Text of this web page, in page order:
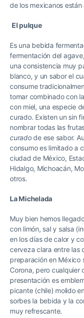
de los mexicanos
El pulque
Es una bebida
fermentación del
una consistencia muy
blanco, y un sabor el
consume
tomar combinado con
con miel, una especie
curado. Existen un sin
nombrar todas las
curadode ese sabor.
consumo es limitado a
ciudad de México,
Hidalgo, Michoacán,
otros.
La Michelada
Muy bien hemos
con limón, sal y salsa
en los días de calor y
cerveza clara entre las
preparación en México
Corona, pero cualquier
presentación es
picante (chile) molido
sorbes la bebida y la
muy refrescante.